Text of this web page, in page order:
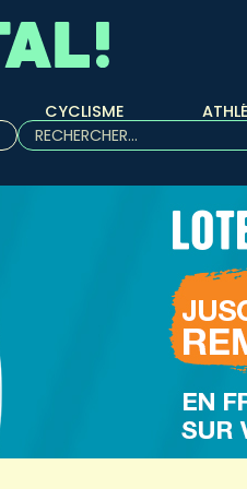
CYCLISME
Rechercher :